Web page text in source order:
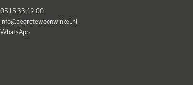
0515 33 12 00
info@degrotewoonwinkel.nl
WhatsApp